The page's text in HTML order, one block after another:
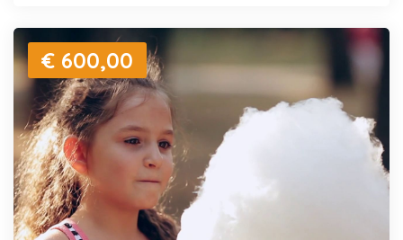
€ 600,00